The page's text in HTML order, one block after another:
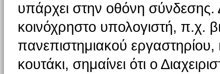
υπάρχει στην οθόνη σύνδεσης.
κοινόχρηστο υπολογιστή, π.χ.
πανεπιστημιακού
κουτάκι, σημαίνει ότι ο